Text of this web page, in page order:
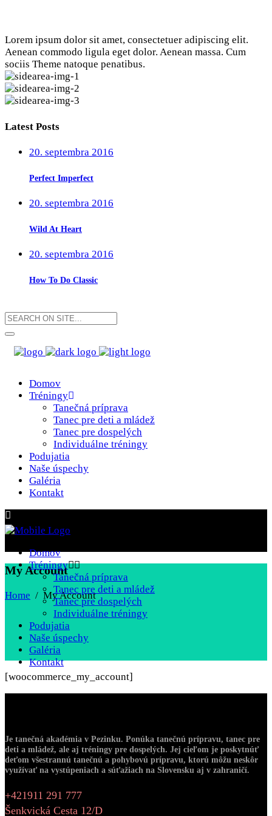
Lorem ipsum dolor sit amet, consectetuer adipiscing elit.
Aenean commodo ligula eget dolor. Aenean massa. Cum
sociis Theme natoque penatibus.
Latest Posts
20. septembra 2016
Perfect Imperfect
20. septembra 2016
Wild At Heart
20. septembra 2016
How To Do Classic
Domov
Tréningy
Tanečná príprava
Tanec pre deti a mládež
Tanec pre dospelých
Individuálne tréningy
Podujatia
Naše úspechy
Galéria
Kontakt
Domov
Tréningy
Tanečná príprava
Tanec pre deti a mládež
Tanec pre dospelých
Individuálne tréningy
Podujatia
Naše úspechy
Galéria
Kontakt
My Account
Home / My Account
[woocommerce_my_account]
Je tanečná akadémia v Pezinku. Ponúka tanečnú prípravu, tanec pre
deti a mládež, ale aj tréningy pre dospelých. Jej cieľom je poskytnúť
deťom všestrannú tanečnú a pohybovú prípravu, ktorú môžu neskôr
využívať na vystúpeniach a súťažiach na Slovensku aj v zahraničí.
+421911 291 777
Šenkvická Cesta 12/D